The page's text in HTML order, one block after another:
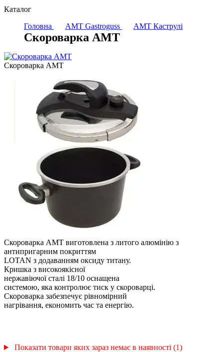
Каталог
Головна
AMT Gastroguss AMT Каструлі
Скороварка AMT
Скороварка AMT
Скороварка AMT виготовлена з литого алюмінію з
антипригарним покриттям
LOTAN з додаванням оксиду титану.
Кришка з високоякісної
нержавіючої сталі 18/10 оснащена
системою, яка контролює тиск у скороварці.
Скороварка забезпечує рівномірний
нагрівання, економить час та енергію.
Показати товари яких зараз немає в наявності (1)